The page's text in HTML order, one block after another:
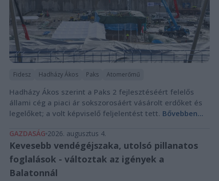
Fidesz Hadházy Ákos Paks Atomerőmű
Hadházy Ákos szerint a Paks 2 fejlesztéséért felelős
állami cég a piaci ár sokszorosáért vásárolt erdőket és
legelőket; a volt képviselő feljelentést tett. Bővebben...
GAZDASÁG 2026. augusztus 4.
Kevesebb vendégéjszaka, utolsó pillanatos
foglalások - változtak az igények a
Balatonnál